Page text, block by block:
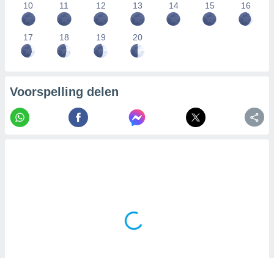
10 11 12 13 14 15 16
17 18 19 20
Voorspelling delen